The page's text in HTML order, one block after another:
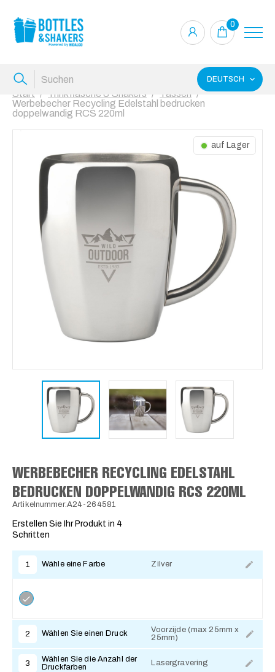
0
DEUTSCH
Start Trinkflasche & Shakers
Tassen
Werbebecher Recycling Edelstahl bedrucken
doppelwandig RCS 220ml
auf Lager
WERBEBECHER RECYCLING EDELSTAHL
BEDRUCKEN DOPPELWANDIG RCS 220ML
Artikelnummer:A24-264581
Erstellen Sie Ihr Produkt in 4
Schritten
1 Wähle eine Farbe Zilver
2 Wählen Sie einen Druck
Voorzijde (max 25mm x
25mm)
3
Wählen Sie die Anzahl der
Druckfarben
Lasergravering